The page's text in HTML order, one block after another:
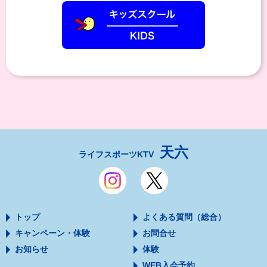
ライフスポーツKTV 天六
トップ
キャンペーン・体験
お知らせ
よくある質問（総合）
お問合せ
体験
WEB入会予約